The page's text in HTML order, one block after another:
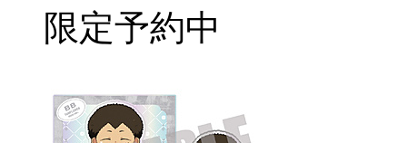
限定予約中